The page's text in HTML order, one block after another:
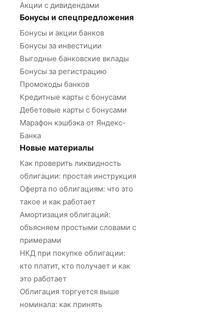
Акции с дивидендами
Бонусы и спецпредложения
Бонусы и акции банков
Бонусы за инвестиции
Выгодные банковские вклады
Бонусы за регистрацию
Промокоды банков
Кредитные карты с бонусами
Дебетовые карты с бонусами
Марафон кэшбэка от Яндекс-
Банка
Новые материалы
Как проверить ликвидность
облигации: простая инструкция
Оферта по облигациям: что это
такое и как работает
Амортизация облигаций:
объясняем простыми словами с
примерами
НКД при покупке облигации:
кто платит, кто получает и как
это работает
Облигация торгуется выше
номинала: как принять